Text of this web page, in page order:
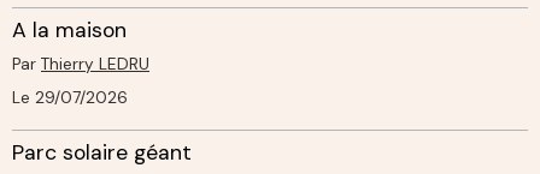
A la maison
Par Thierry LEDRU
Le 29/07/2026
Parc solaire géant